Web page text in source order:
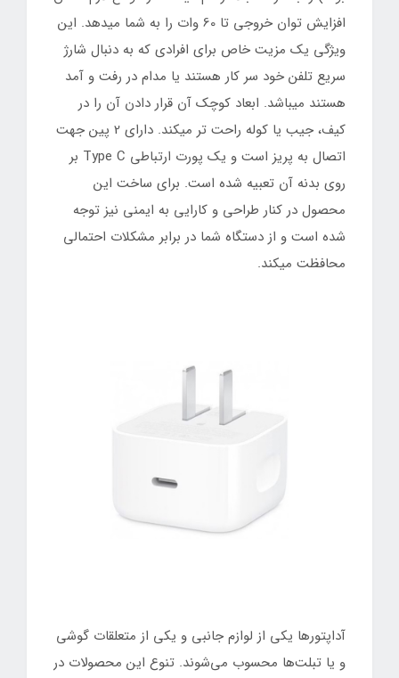
افزایش توان خروجی تا 60 وات را به شما میدهد. این
ویژگی یک مزیت خاص برای افرادی که به دنبال شارژ
سریع تلفن خود سر کار هستند یا مدام در رفت و آمد
هستند میباشد. ابعاد کوچک آن قرار دادن آن را در
کیف، جیب یا کوله راحت تر میکند. دارای 2 پین جهت
اتصال به پریز است و یک پورت ارتباطی Type C بر
روی بدنه آن تعبیه شده است. برای ساخت این
محصول در کنار طراحی و کارایی به ایمنی نیز توجه
شده است و از دستگاه شما در برابر مشکلات احتمالی
محافظت میکند.
آداپتورها یکی از لوازم جانبی و یکی از متعلقات گوشی
و یا تبلت‌ها محسوب می‌شوند. تنوع این محصولات در